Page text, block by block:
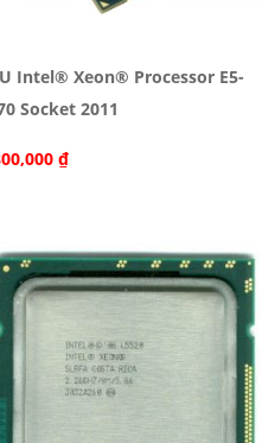
Intel® Xeon® Processor E5-
Socket 2011
₫
Reviews: 0